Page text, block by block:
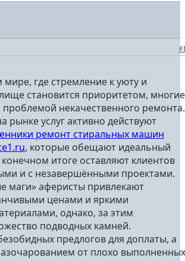
где стремление к уюту и
становится приоритетом, многие
проблемой некачественного ремонта.
рынке услуг активно действуют
ремонт стиральных машин
, которые обещают идеальный
конечном итоге оставляют клиентов
и с незавершёнными проектами.
маги» аферисты привлекают
ценами и яркими
однако, за этим
подводных камней.
предлогов для доплаты, а
от плохо выполненных